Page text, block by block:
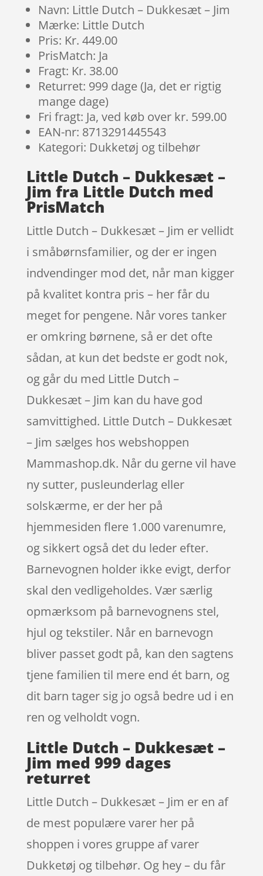
Navn: Little Dutch – Dukkesæt – Jim
Mærke: Little Dutch
Pris: Kr. 449.00
PrisMatch: Ja
Fragt: Kr. 38.00
Returret: 999 dage (Ja, det er rigtig
mange dage)
Fri fragt: Ja, ved køb over kr. 599.00
EAN-nr: 8713291445543
Kategori: Dukketøj og tilbehør
Little Dutch – Dukkesæt –
Jim fra Little Dutch med
PrisMatch
Little Dutch – Dukkesæt – Jim er vellidt
i småbørnsfamilier, og der er ingen
indvendinger mod det, når man kigger
på kvalitet kontra pris – her får du
meget for pengene. Når vores tanker
er omkring børnene, så er det ofte
sådan, at kun det bedste er godt nok,
og går du med Little Dutch –
Dukkesæt – Jim kan du have god
samvittighed. Little Dutch – Dukkesæt
– Jim sælges hos webshoppen
Mammashop.dk. Når du gerne vil have
ny sutter, pusleunderlag eller
solskærme, er der her på
hjemmesiden flere 1.000 varenumre,
og sikkert også det du leder efter.
Barnevognen holder ikke evigt, derfor
skal den vedligeholdes. Vær særlig
opmærksom på barnevognens stel,
hjul og tekstiler. Når en barnevogn
bliver passet godt på, kan den sagtens
tjene familien til mere end ét barn, og
dit barn tager sig jo også bedre ud i en
ren og velholdt vogn.
Little Dutch – Dukkesæt –
Jim med 999 dages
returret
Little Dutch – Dukkesæt – Jim er en af
de mest populære varer her på
shoppen i vores gruppe af varer
Dukketøj og tilbehør. Og hey – du får